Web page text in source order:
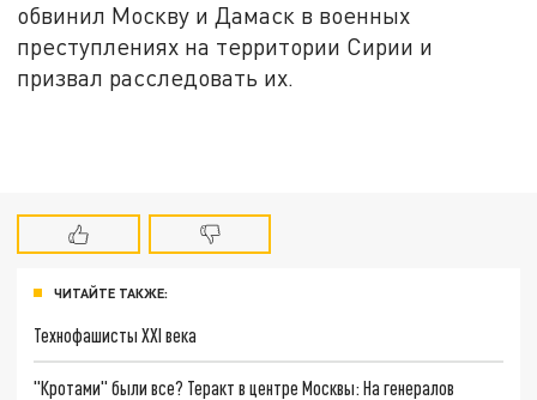
обвинил Москву и Дамаск в военных
преступлениях на территории Сирии и
призвал расследовать их.
ЧИТАЙТЕ ТАКЖЕ:
Технофашисты XXI века
"Кротами" были все? Теракт в центре Москвы: На генералов